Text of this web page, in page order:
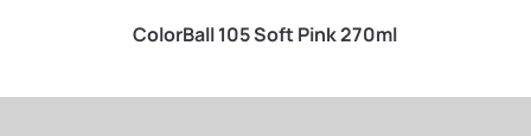
ColorBall 105 Soft Pink 270ml